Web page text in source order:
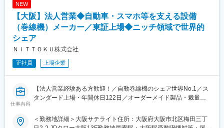
・担当エリアの架電から商談、技術検証、装置構想企画、提案資
料・見積作成、クロージング
・受注後は納品前後のカスタマーサポート業務
■当社について
2024年2月に創業から3年11か月で上場した「モノづくりのあり方
当社は製造現場の自動化及び省人化を支援するべく、自社開発の
で工場ラインのインテグレーション提案を行い、工場現場実装を
通じた課題解決型ソリューションを提供しています。
NEW
【大阪】法人営業◆自動車・スマホ等を支える設備
（巻線機）メーカー／東証上場◆ニッチ領域で世界的
シェア
ＮＩＴＴＯＫＵ株式会社
正社員 上場企業
仕事内容
【法人営業経験ある方歓迎！／自動巻線機のシェア世界No.1／ス
タンダード上場・年間休日122日／オーダーメイド製品・裁量権
■業務内容
＜勤務地詳細＞大阪サテライト住所：大阪府大阪市北区梅田三丁